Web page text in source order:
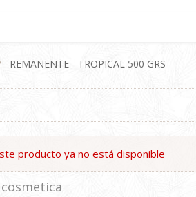
REMANENTE - TROPICAL 500 GRS
producto ya no está disponible